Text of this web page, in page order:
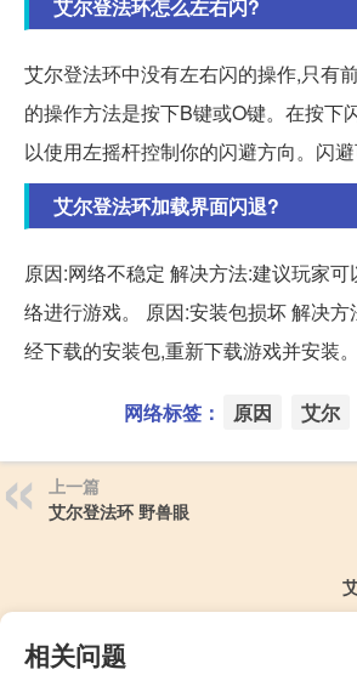
艾尔登法环怎么左右闪?
艾尔登法环中没有左右闪的操作,只有
的操作方法是按下B键或O键。在按下
以使用左摇杆控制你的闪避方向。闪避
艾尔登法环加载界面闪退?
原因:网络不稳定 解决方法:建议玩家
络进行游戏。 原因:安装包损坏 解决
经下载的安装包,重新下载游戏并安装。
网络标签： 原因 艾尔
上一篇
艾尔登法环 野兽眼
相关问题